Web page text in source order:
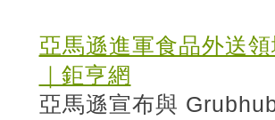
亞馬遜進軍食品外送
｜鉅亨網
亞馬遜宣布與